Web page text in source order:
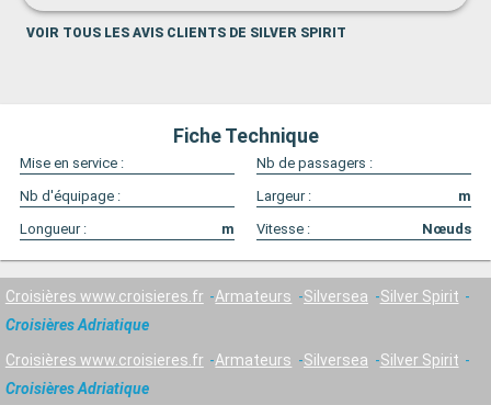
VOIR TOUS LES AVIS CLIENTS DE SILVER SPIRIT
Fiche Technique
Mise en service :
Nb de passagers :
Nb d'équipage :
Largeur :
m
Longueur :
m Vitesse : Nœuds
Croisières www.croisieres.fr Armateurs Silversea
Silver Spirit
Croisières Adriatique
Croisières www.croisieres.fr Armateurs Silversea
Silver Spirit
Croisières Adriatique